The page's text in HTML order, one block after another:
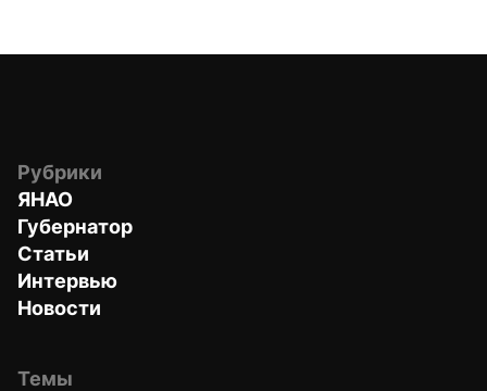
Рубрики
ЯНАО
Губернатор
Статьи
Интервью
Новости
Темы